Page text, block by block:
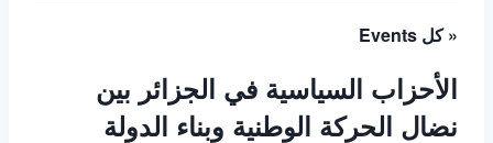
« كل Events
الأحزاب السياسية في الجزائر بين
نضال الحركة الوطنية وبناء الدولة